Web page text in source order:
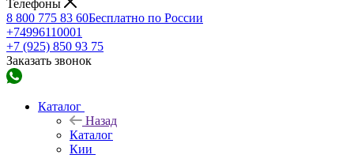
Телефоны
8 800 775 83 60Бесплатно по России
+74996110001
+7 (925) 850 93 75
Заказать звонок
Каталог
Назад
Каталог
Кии